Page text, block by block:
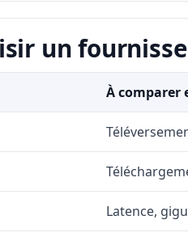
un
À comparer
Latence,